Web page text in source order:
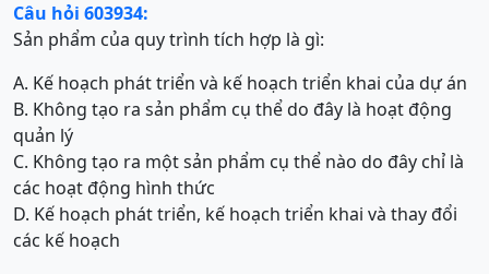
Câu hỏi 603934:
Sản phẩm của quy trình tích hợp là gì:
A. Kế hoạch phát triển và kế hoạch triển khai của dự án
B. Không tạo ra sản phẩm cụ thể do đây là hoạt động
quản lý
C. Không tạo ra một sản phẩm cụ thể nào do đây chỉ là
các hoạt động hình thức
D. Kế hoạch phát triển, kế hoạch triển khai và thay đổi
các kế hoạch